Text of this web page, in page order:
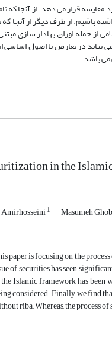
مقایسه قرار می دهد. از آنجا که
باشیم. از طرف دیگر از آنجا که
جمله اوراق بهادار سازی
نباید در تعارض با اصول اساسی
می باشد.
in the
1 Masumeh
paper is focusing on the
of securities has seen
Islamic framework has been
considered. Finally, we find
riba.Whereas, the process